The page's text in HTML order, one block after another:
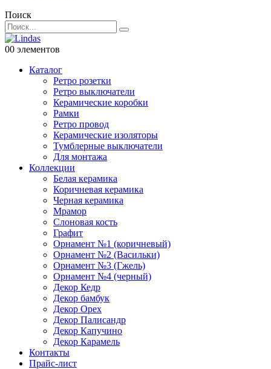
Поиск
00 элементов
Каталог
Ретро розетки
Ретро выключатели
Керамические коробки
Рамки
Ретро провод
Керамические изоляторы
Тумблерные выключатели
Для монтажа
Коллекции
Белая керамика
Коричневая керамика
Черная керамика
Мрамор
Слоновая кость
Графит
Орнамент №1 (коричневый)
Орнамент №2 (Васильки)
Орнамент №3 (Гжель)
Орнамент №4 (черный)
Декор Кедр
Декор бамбук
Декор Орех
Декор Палисандр
Декор Капучино
Декор Карамель
Контакты
Прайс-лист